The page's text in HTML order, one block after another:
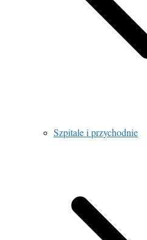
Szpitale i przychodnie